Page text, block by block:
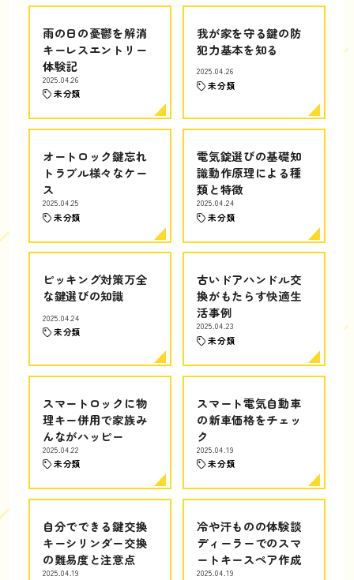
雨の日の憂鬱を解消
キーレスエントリー
体験記
2025.04.26
未分類
我が家を守る鍵の防
犯力基本を知る
2025.04.26
未分類
オートロック鍵忘れ
トラブル様々なケー
ス
2025.04.25
未分類
電気錠選びの基礎知
識動作原理による種
類と特徴
2025.04.24
未分類
ピッキング対策万全
な鍵選びの知識
2025.04.24
未分類
古いドアハンドル交
換がもたらす快適生
活事例
2025.04.23
未分類
スマートロックに物
理キー併用で家族み
んながハッピー
2025.04.22
未分類
スマート電気自動車
の新車価格をチェッ
ク
2025.04.19
未分類
自分でできる鍵交換
キーシリンダー交換
の難易度と注意点
2025.04.19
冷や汗ものの体験談
ディーラーでのスマ
ートキースペア作成
2025.04.19